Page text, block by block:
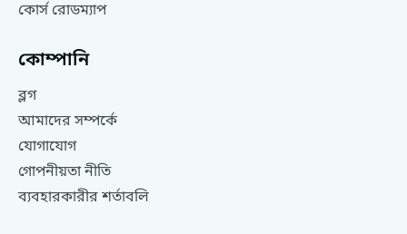
কোর্স রোডম্যাপ
কোম্পানি
ব্লগ
আমাদের সম্পর্কে
যোগাযোগ
গোপনীয়তা নীতি
ব্যবহারকারীর শর্তাবলি